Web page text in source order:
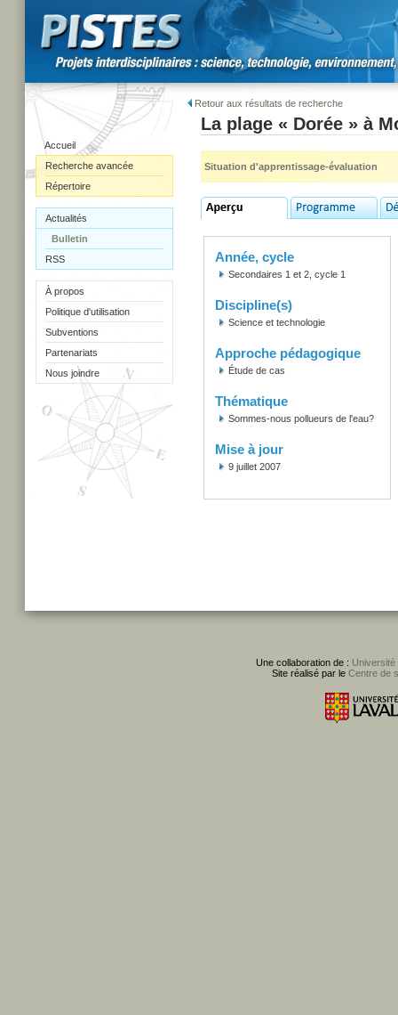
Accueil
Recherche avancée
Répertoire
Actualités
Bulletin
RSS
À propos
Politique d'utilisation
Subventions
Partenariats
Nous joindre
Retour aux résultats de recherche
La plage « Dorée » à
Situation d'apprentissage-évaluation
Année, cycle
Secondaires 1 et 2, cycle 1
Discipline(s)
Science et technologie
Approche pédagogique
Étude de cas
Thématique
Sommes-nous pollueurs de l'eau?
Mise à jour
9 juillet 2007
Une collaboration de : Université
Site réalisé par le Centre de